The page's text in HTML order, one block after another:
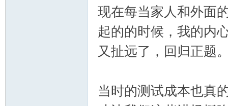
现在每当家人和外面
起的的时候，我的内
又扯远了，回归正题
当时的测试成本也真